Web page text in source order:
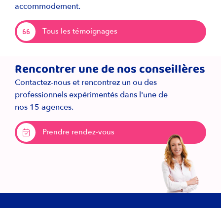
accommodement.
Tous les témoignages
Rencontrer une de nos conseillères
Contactez-nous et rencontrez un ou des
professionnels expérimentés dans l'une de
nos 15 agences.
Prendre rendez-vous